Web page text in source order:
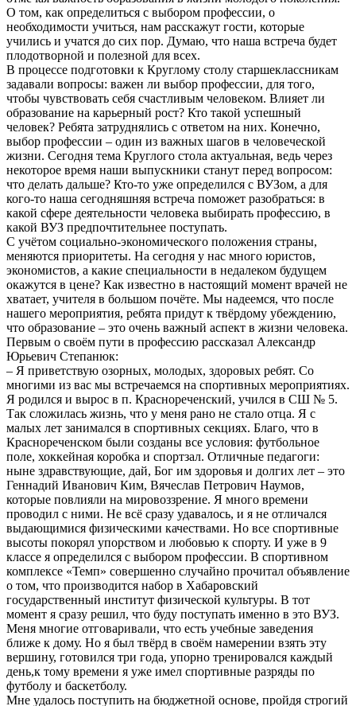
О том, как определиться с выбором профессии, о
необходимости учиться, нам расскажут гости, которые
учились и учатся до сих пор. Думаю, что наша встреча будет
плодотворной и полезной для всех.
В процессе подготовки к Круглому столу старшеклассникам
задавали вопросы: важен ли выбор профессии, для того,
чтобы чувствовать себя счастливым человеком. Влияет ли
образование на карьерный рост? Кто такой успешный
человек? Ребята затруднялись с ответом на них. Конечно,
выбор профессии – один из важных шагов в человеческой
жизни. Сегодня тема Круглого стола актуальная, ведь через
некоторое время наши выпускники станут перед вопросом:
что делать дальше? Кто-то уже определился с ВУЗом, а для
кого-то наша сегодняшняя встреча поможет разобраться: в
какой сфере деятельности человека выбирать профессию, в
какой ВУЗ предпочтительнее поступать.
С учётом социально-экономического положения страны,
меняются приоритеты. На сегодня у нас много юристов,
экономистов, а какие специальности в недалеком будущем
окажутся в цене? Как известно в настоящий момент врачей не
хватает, учителя в большом почёте. Мы надеемся, что после
нашего мероприятия, ребята придут к твёрдому убеждению,
что образование – это очень важный аспект в жизни человека.
Первым о своём пути в профессию рассказал Александр
Юрьевич Степанюк:
– Я приветствую озорных, молодых, здоровых ребят. Со
многими из вас мы встречаемся на спортивных мероприятиях.
Я родился и вырос в п. Краснореченский, учился в СШ № 5.
Так сложилась жизнь, что у меня рано не стало отца. Я с
малых лет занимался в спортивных секциях. Благо, что в
Краснореченском были созданы все условия: футбольное
поле, хоккейная коробка и спортзал. Отличные педагоги:
ныне здравствующие, дай, Бог им здоровья и долгих лет – это
Геннадий Иванович Ким, Вячеслав Петрович Наумов,
которые повлияли на мировоззрение. Я много времени
проводил с ними. Не всё сразу удавалось, и я не отличался
выдающимися физическими качествами. Но все спортивные
высоты покорял упорством и любовью к спорту. И уже в 9
классе я определился с выбором профессии. В спортивном
комплексе «Темп» совершенно случайно прочитал объявление
о том, что производится набор в Хабаровский
государственный институт физической культуры. В тот
момент я сразу решил, что буду поступать именно в это ВУЗ.
Меня многие отговаривали, что есть учебные заведения
ближе к дому. Но я был твёрд в своём намерении взять эту
вершину, готовился три года, упорно тренировался каждый
день,к тому времени я уже имел спортивные разряды по
футболу и баскетболу.
Мне удалось поступить на бюджетной основе, пройдя строгий